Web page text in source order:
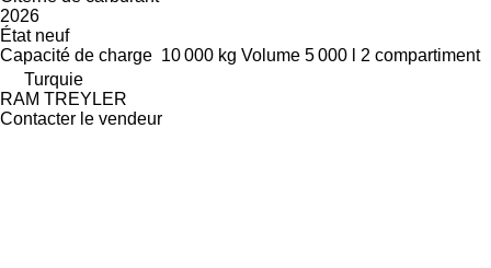
2026
Étatneuf
Capacité de charge 10 000 kg Volume 5 000 l
2 compartiment
Turquie
RAM TREYLER
Contacter le vendeur